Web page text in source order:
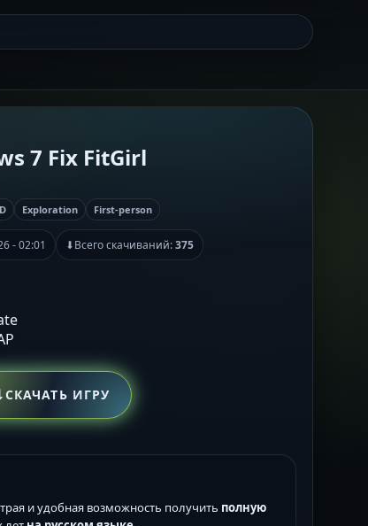
7 Fix FitGirl
Exploration First-person
- 02:01 ⬇Всего скачиваний:375
СКАЧАТЬ ИГРУ
и удобная возможность получить полную